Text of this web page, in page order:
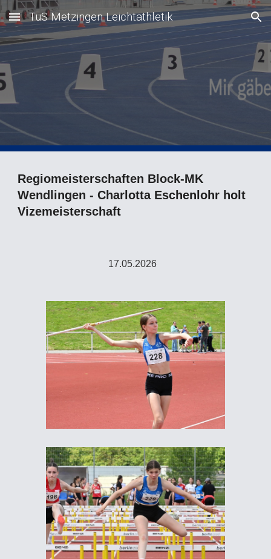
Skip to main content Skip to navigation
TuS Metzingen Leichtathletik
Regiomeisterschaften Block-MK
Wendlingen - Charlotta Eschenlohr holt
Vizemeisterschaft
17.05.2026